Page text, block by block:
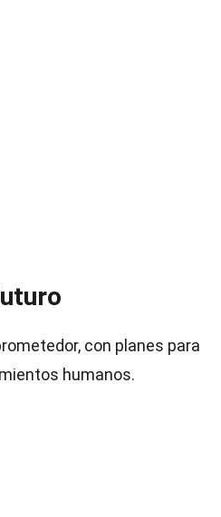
con planes para
humanos.